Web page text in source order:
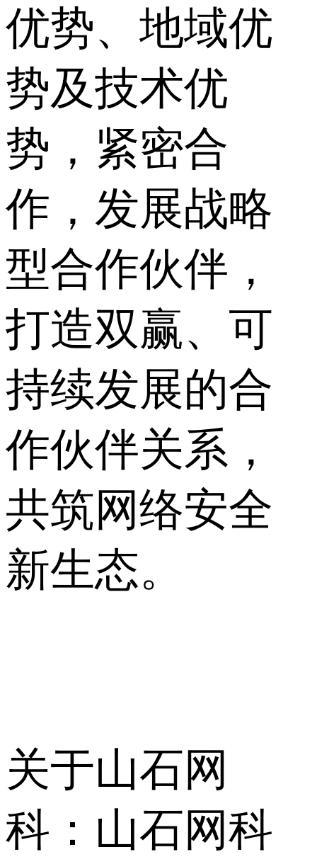
优势、地域优
势及技术优
势，紧密合
作，发展战略
型合作伙伴，
打造双赢、可
持续发展的合
作伙伴关系，
共筑网络安全
新生态。
关于山石网
科：山石网科